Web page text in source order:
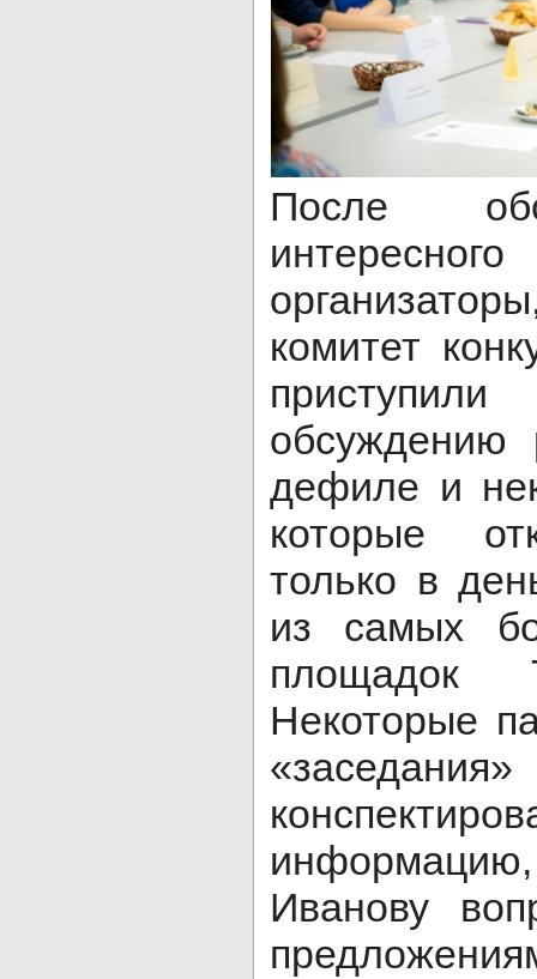
После
комитет
обсуждению
дефиле и
которые
только в
из самых
площадок
Некоторые
Иванову